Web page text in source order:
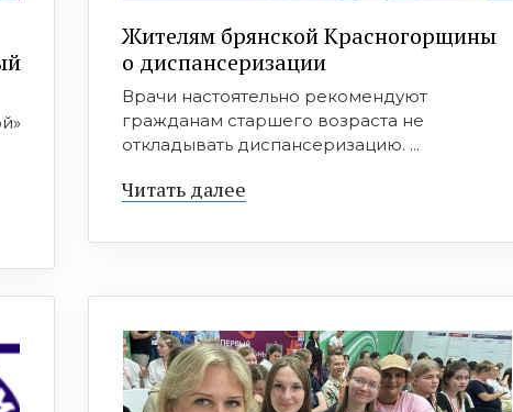
Жителям брянской Красногорщины
о диспансеризации
Врачи настоятельно рекомендуют
гражданам старшего возраста не
откладывать диспансеризацию. ...
Читать далее